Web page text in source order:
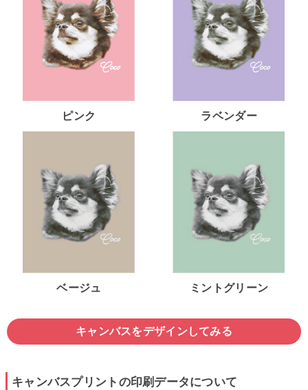
ピンク ラベンダー
ベージュ ミントグリーン
キャンバスをデザインしてみる
キャンバスプリントの印刷データについて